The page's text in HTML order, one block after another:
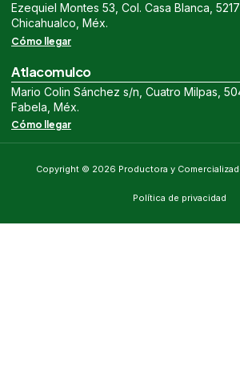
Ezequiel Montes 53, Col. Casa Blanca,
Chicahualco, Méx.
Cómo llegar
Atlacomulco
Mario Colin Sánchez s/n, Cuatro Milpas,
Fabela, Méx.
Cómo llegar
Copyright © 2026 Productora y
Política de privacidad